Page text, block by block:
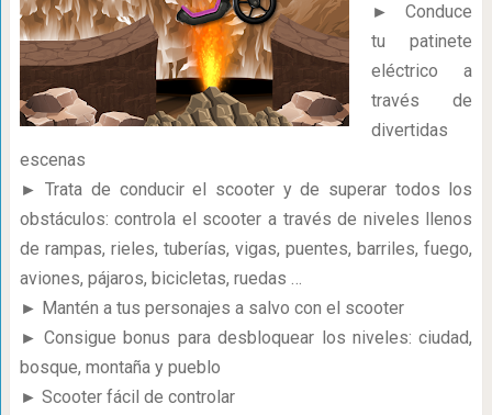
► Conduce
tu patinete
eléctrico a
través de
divertidas
escenas
► Trata de conducir el scooter y de superar todos los
obstáculos: controla el scooter a través de niveles llenos
de rampas, rieles, tuberías, vigas, puentes, barriles, fuego,
aviones, pájaros, bicicletas, ruedas …
► Mantén a tus personajes a salvo con el scooter
► Consigue bonus para desbloquear los niveles: ciudad,
bosque, montaña y pueblo
► Scooter fácil de controlar